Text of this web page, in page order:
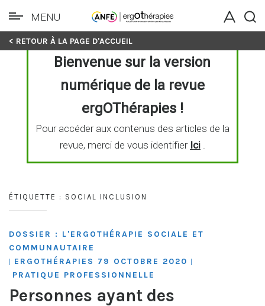
Skip
MENU
< RETOUR À LA PAGE D'ACCUEIL
Bienvenue sur la version
numérique de la revue
ergOThérapies !
Pour accéder aux contenus des articles de la
revue, merci de vous identifier Ici.
ÉTIQUETTE : SOCIAL INCLUSION
DOSSIER : L'ERGOTHÉRAPIE SOCIALE ET
COMMUNAUTAIRE
| ERGOTHÉRAPIES 79 OCTOBRE 2020 |
PRATIQUE PROFESSIONNELLE
Personnes ayant des